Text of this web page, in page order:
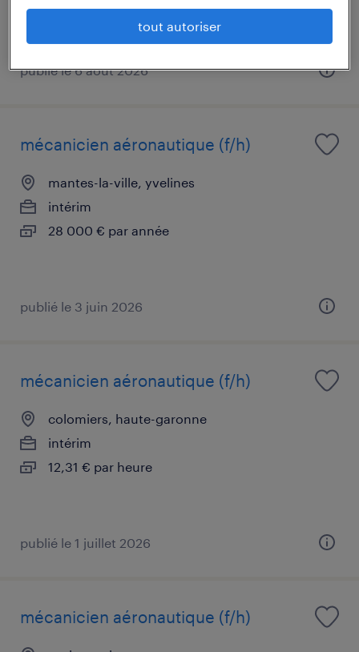
publié le 6 août 2026
mécanicien aéronautique (f/h)
mantes-la-ville, yvelines
intérim
28 000 € par année
publié le 3 juin 2026
mécanicien aéronautique (f/h)
colomiers, haute-garonne
intérim
12,31 € par heure
publié le 1 juillet 2026
mécanicien aéronautique (f/h)
tout autoriser